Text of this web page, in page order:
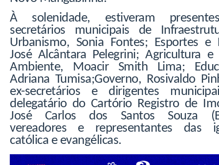
À solenidade, estiveram
secretários municipais de
Urbanismo, Sonia Fontes; Esportes e
José Alcântara Pelegrini; Agricultura
Ambiente, Moacir Smith Lima;
Adriana Tumisa;Governo, Rosivaldo
ex-secretários e dirigentes
delegatário do Cartório Registro de
José Carlos dos Santos Souza
vereadores e representantes das
católica e evangélicas.